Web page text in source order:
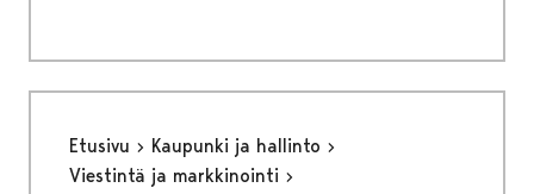
Etusivu
Kaupunki ja hallinto
Viestintä ja markkinointi